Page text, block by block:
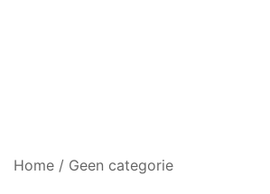
Home / Geen categorie